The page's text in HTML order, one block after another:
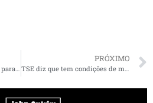
Suposto agente da Abin liga para secretários de Flávio Dino para detalhar importação de respiradores
PRÓXIMO
TSE diz que tem condições de manter eleições de outubro